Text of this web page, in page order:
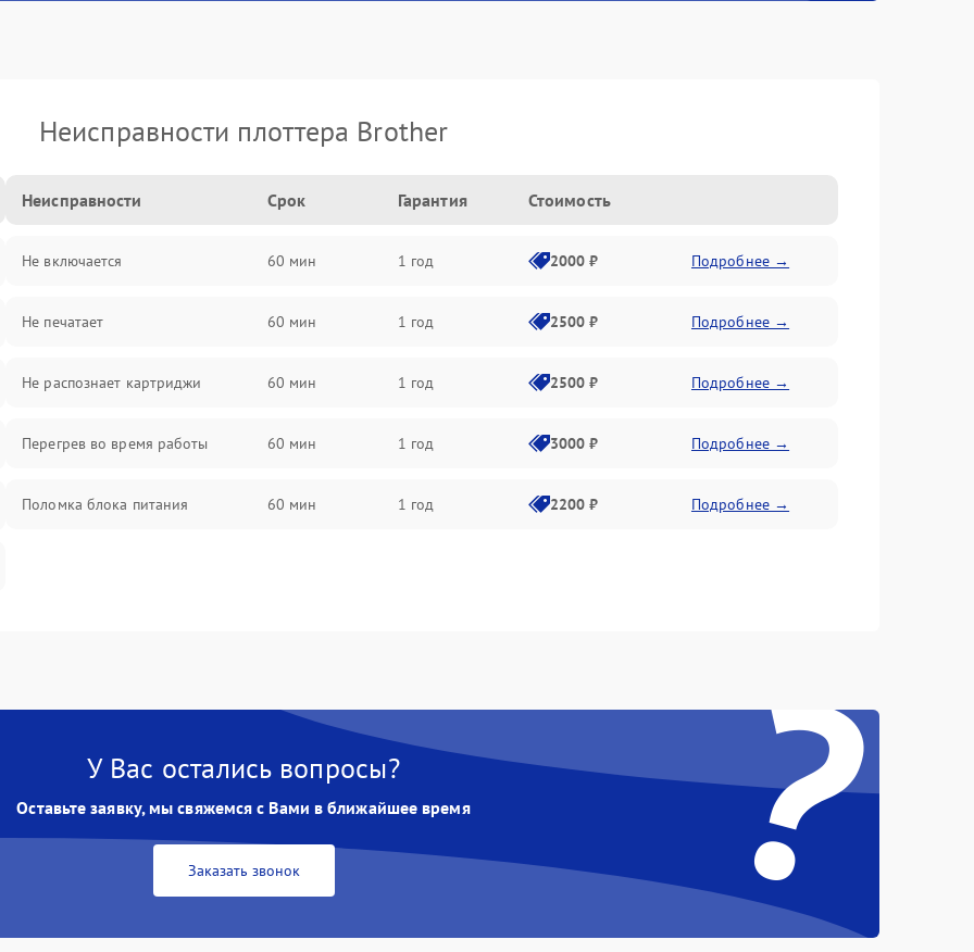
Неисправности плоттера Brother
Неисправности Срок Гарантия Стоимость
Не включается 60 мин 1 год 2000 ₽ Подробнее →
Не печатает 60 мин 1 год 2500 ₽ Подробнее →
Не распознает картриджи 60 мин 1 год 2500 ₽ Подробнее →
Перегрев во время работы 60 мин 1 год 3000 ₽ Подробнее →
Поломка блока питания 60 мин 1 год 2200 ₽ Подробнее →
?
У Вас остались вопросы?
Оставьте заявку, мы свяжемся с Вами в ближайшее время
Заказать звонок